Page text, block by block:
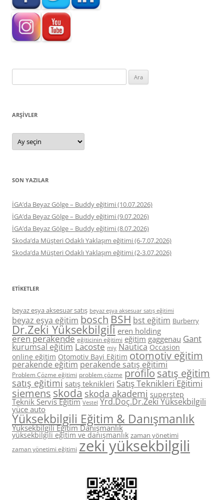
ARŞIVLER
Arşivler
SON YAZILAR
İGA’da Beyaz Gölge – Buddy eğitimi (10.07.2026)
İGA’da Beyaz Gölge – Buddy eğitimi (9.07.2026)
İGA’da Beyaz Gölge – Buddy eğitimi (8.07.2026)
Skoda’da Müşteri Odaklı Yaklaşım eğitimi (6-7.07.2026)
Skoda’da Müşteri Odaklı Yaklaşım eğitimi (2-3.07.2026)
ETIKETLER
beyaz eşya aksesuar satış beyaz eşya aksesuar satış eğitimi
beyaz eşya eğitim boschBSH bst eğitim Burberry
Dr.Zeki Yüksekbilgili eren holding
eren perakende eğiticinin eğitimi eğitim gaggenau Gant
kurumsal eğitim Lacoste miy Nautica Occasion
online eğitim Otomotiv Bayi Eğitim otomotiv eğitim
perakende eğitim perakende satış eğitimi
Problem Çözme eğitimi problem çözme profilo satış eğitim
satış eğitimi satış teknikleri Satış Teknikleri Eğitimi
siemens skoda skoda akademi superstep
Teknik Servis Eğitim Vestel Yrd.Doç.Dr.Zeki Yüksekbilgili
yüce auto
Yüksekbilgili Eğitim & Danışmanlık
Yüksekbilgili Eğitim Danışmanlık
yüksekbilgili eğitim ve danışmanlık zaman yönetimi
zaman yönetimi eğitimi zeki yüksekbilgili